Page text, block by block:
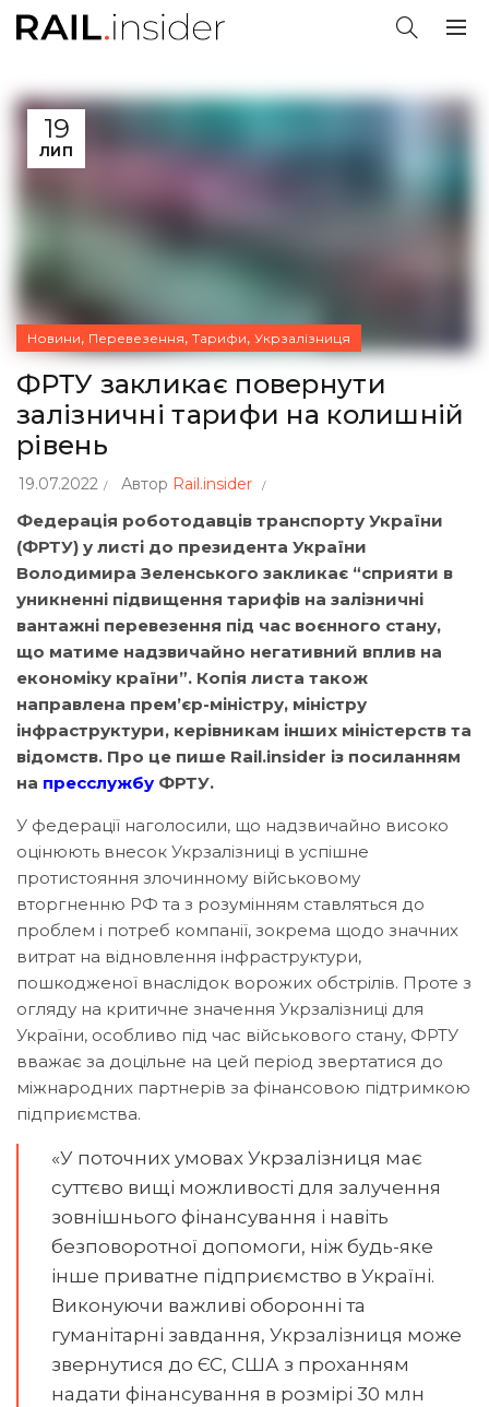
19
ЛИП
Новини, Перевезення, Тарифи, Укрзалізниця
ФРТУ закликає повернути
залізничні тарифи на колишній
рівень
19.07.2022 Автор Rail.insider
Федерація роботодавців транспорту України
(ФРТУ) у листі до президента України
Володимира Зеленського закликає “сприяти в
уникненні підвищення тарифів на залізничні
вантажні перевезення під час воєнного стану,
що матиме надзвичайно негативний вплив на
економіку країни”. Копія листа також
направлена прем’єр-міністру, міністру
інфраструктури, керівникам інших міністерств та
відомств. Про це пише Rail.insider із посиланням
на пресслужбу ФРТУ.
У федерації наголосили, що надзвичайно високо
оцінюють внесок Укрзалізниці в успішне
протистояння злочинному військовому
вторгненню РФ та з розумінням ставляться до
проблем і потреб компанії, зокрема щодо значних
витрат на відновлення інфраструктури,
пошкодженої внаслідок ворожих обстрілів. Проте з
огляду на критичне значення Укрзалізниці для
України, особливо під час військового стану, ФРТУ
вважає за доцільне на цей період звертатися до
міжнародних партнерів за фінансовою підтримкою
підприємства.
«У поточних умовах Укрзалізниця має
суттєво вищі можливості для залучення
зовнішнього фінансування і навіть
безповоротної допомоги, ніж будь-яке
інше приватне підприємство в Україні.
Виконуючи важливі оборонні та
гуманітарні завдання, Укрзалізниця може
звернутися до ЄС, США з проханням
надати фінансування в розмірі 30 млн